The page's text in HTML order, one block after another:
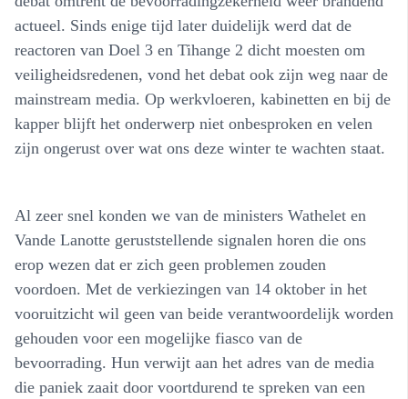
actueel. Sinds enige tijd later duidelijk werd dat de
reactoren van Doel 3 en Tihange 2 dicht moesten om
veiligheidsredenen, vond het debat ook zijn weg naar de
mainstream media. Op werkvloeren, kabinetten en bij de
kapper blijft het onderwerp niet onbesproken en velen
zijn ongerust over wat ons deze winter te wachten staat.
Al zeer snel konden we van de ministers Wathelet en
Vande Lanotte geruststellende signalen horen die ons
erop wezen dat er zich geen problemen zouden
voordoen. Met de verkiezingen van 14 oktober in het
vooruitzicht wil geen van beide verantwoordelijk worden
gehouden voor een mogelijke fiasco van de
bevoorrading. Hun verwijt aan het adres van de media
die paniek zaait door voortdurend te spreken van een